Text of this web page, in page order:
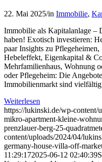
22. Mai 2025/in Immobilie,
Immobilie als Kapitalanlage –
haben! Exotisch investieren:
paar Insights zu
Hebeleffekt, Eigenkapital &
Mehrfamilienhaus, Wohnung
oder Pflegeheim: Die
Immobilienmarkt sind
Weiterlesen
https://lukinski.de/wp-content/
mikro-apartment-kleine-
prenzlauer-berg-25-
content/uploads/2024/04/
germany-house-villa-off-
11:29:172025-06-12 02:40:39